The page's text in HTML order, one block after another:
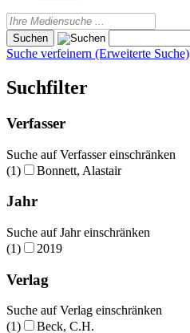
Suche verfeinern (Erweiterte Suche)
Suchfilter
Verfasser
Suche auf Verfasser einschränken
(1)
Bonnett, Alastair
Jahr
Suche auf Jahr einschränken
(1)
2019
Verlag
Suche auf Verlag einschränken
(1)
Beck, C.H.